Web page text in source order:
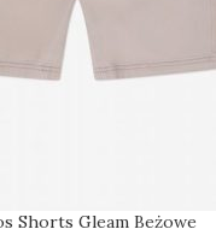
Shorts Gleam Beżowe